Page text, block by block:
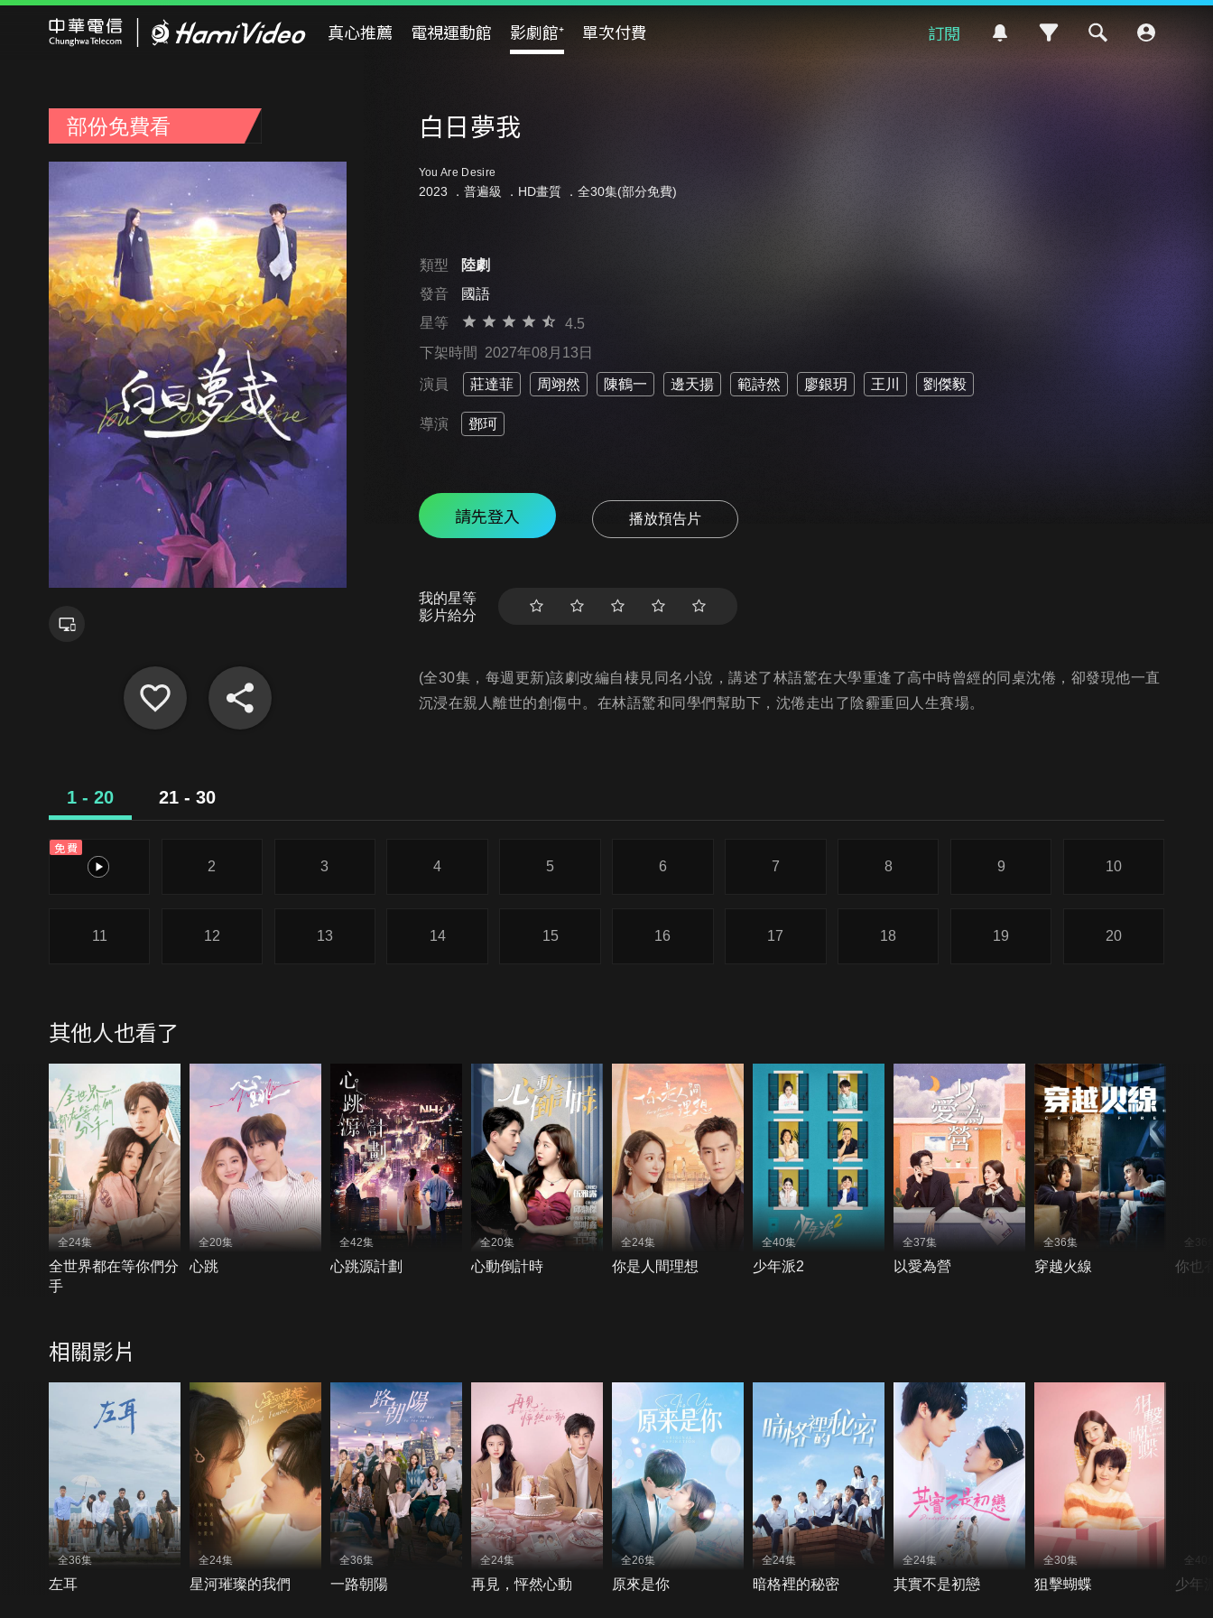
真心推薦 電視運動館 影劇館⁺ 單次付費 訂閱
部份免費看 白日夢我
You Are Desire
2023 ． 普遍級 ．HD畫質 ．全30集(部分免費)
類型
陸劇
發音
國語
星等
4.5
下架時間 2027年08月13日
演員 莊達菲 周翊然 陳鶴一 邊天揚 範詩然 廖銀玥 王川 劉傑毅
導演 鄧珂
請先登入 播放預告片
我的星等
影片給分
(全30集，每週更新)該劇改編自棲見同名小說，講述了林語驚在大學重逢了高中時曾經的同桌沈倦，卻發現他一直
沉浸在親人離世的創傷中。在林語驚和同學們幫助下，沈倦走出了陰霾重回人生賽場。
1 - 20 21 - 30
免費
1
2 3 4 5 6 7 8 9 10
11 12 13 14 15 16 17 18 19 20
其他人也看了
全24集
全世界都在等你們分
手
全20集
心跳
全42集
心跳源計劃
全20集
心動倒計時
全24集
你是人間理想
全40集
少年派2
全37集
以愛為營
全36集
穿越火線
全36
你也
相關影片
全36集
左耳
全24集
星河璀璨的我們
全36集
一路朝陽
全24集
再見，怦然心動
全26集
原來是你
全24集
暗格裡的秘密
全24集
其實不是初戀
全30集
狙擊蝴蝶
全40
少年